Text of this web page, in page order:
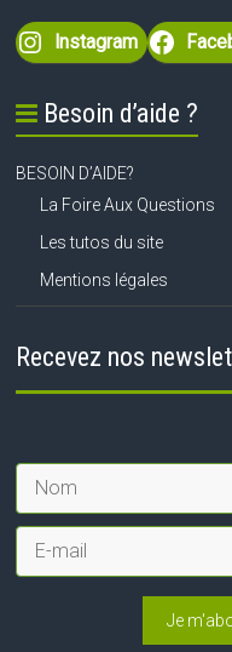
Instagram
Besoin d’aide ?
BESOIN D’AIDE?
La Foire Aux Questions
Les tutos du site
Mentions légales
Recevez nos
Je